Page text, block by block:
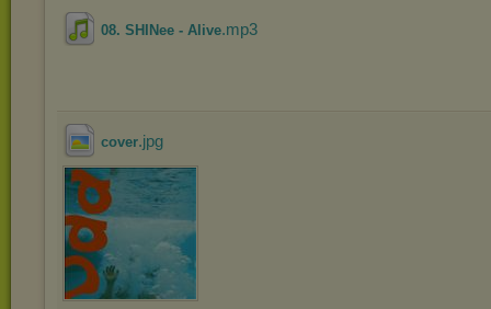
08. SHINee - Alive.mp3
cover.jpg